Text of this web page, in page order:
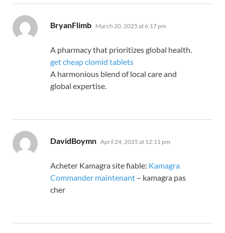
BryanFlimb says:
March 20, 2025 at 6:17 pm
A pharmacy that prioritizes global health.
get cheap clomid tablets
A harmonious blend of local care and
global expertise.
DavidBoymn says:
April 24, 2025 at 12:11 pm
Acheter Kamagra site fiable: Kamagra
Commander maintenant – kamagra pas
cher